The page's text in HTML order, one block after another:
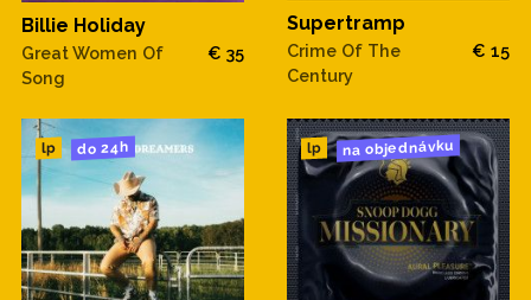
Billie Holiday
Great Women Of
Song
€ 35
Supertramp
Crime Of The
Century
€ 15
lp do 24h lp na objednávku